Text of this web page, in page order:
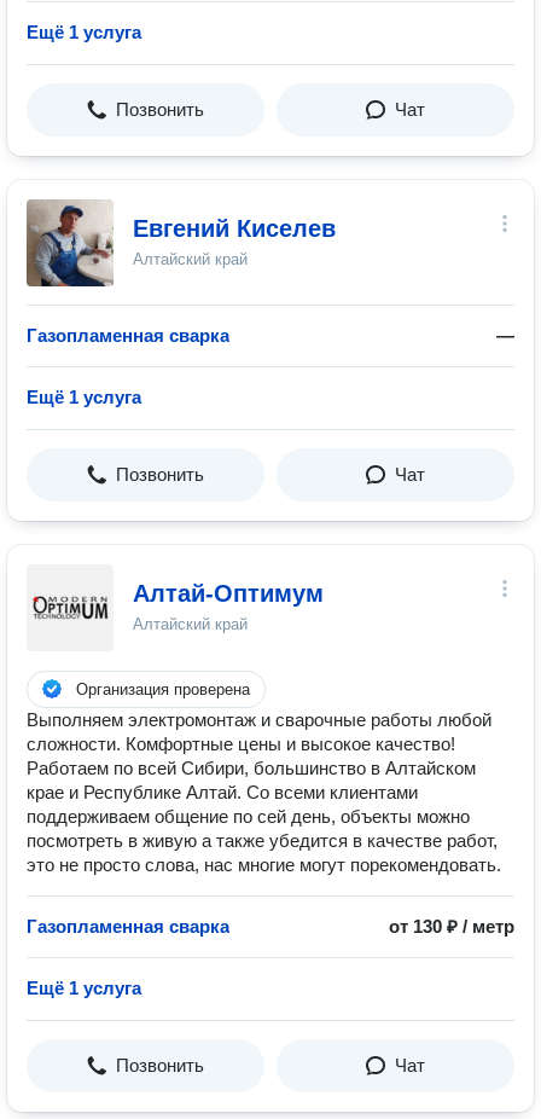
Ещё 1 услуга
Позвонить Чат
Евгений Киселев
Алтайский край
Газопламенная сварка —
Ещё 1 услуга
Позвонить Чат
Алтай-Оптимум
Алтайский край
Организация проверена
Выполняем электромонтаж и сварочные работы любой
сложности. Комфортные цены и высокое качество!
Работаем по всей Сибири, большинство в Алтайском
крае и Республике Алтай. Со всеми клиентами
поддерживаем общение по сей день, объекты можно
посмотреть в живую а также убедится в качестве работ,
это не просто слова, нас многие могут порекомендовать.
Газопламенная сварка от 130 ₽ / метр
Ещё 1 услуга
Позвонить Чат